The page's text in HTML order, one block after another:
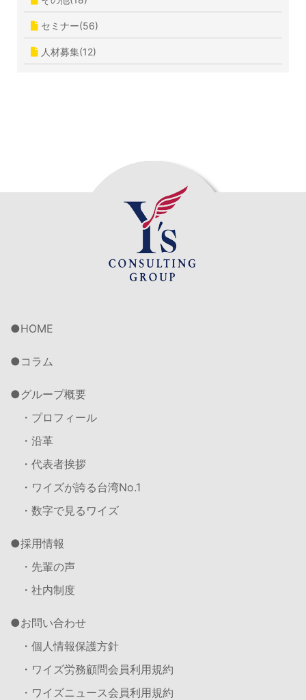
セミナー(56)
人材募集(12)
HOME
コラム
グループ概要
・プロフィール
・沿革
・代表者挨拶
・ワイズが誇る台湾No.1
・数字で見るワイズ
採用情報
・先輩の声
・社内制度
お問い合わせ
・個人情報保護方針
・ワイズ労務顧問会員利用規約
・ワイズニュース会員利用規約